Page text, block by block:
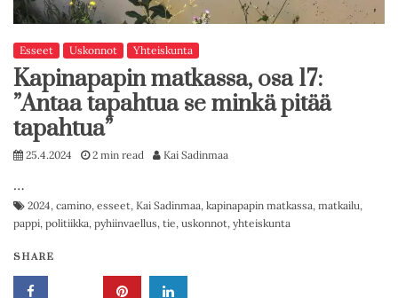
Esseet Uskonnot Yhteiskunta
Kapinapapin matkassa, osa 17:
”Antaa tapahtua se minkä pitää
tapahtua”
25.4.2024 2 min read Kai Sadinmaa
…
2024, camino, esseet, Kai Sadinmaa, kapinapapin matkassa, matkailu,
pappi, politiikka, pyhiinvaellus, tie, uskonnot, yhteiskunta
SHARE